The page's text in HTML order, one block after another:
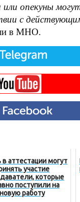
опекуны
с
в МНО.
в аттестации могут
участие
которые
поступили на
новую работу